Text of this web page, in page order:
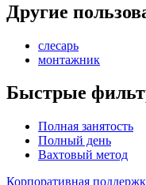
Другие
слесарь
монтажник
Быстрые
Полная занятость
Полный день
Вахтовый метод
Корпоративная